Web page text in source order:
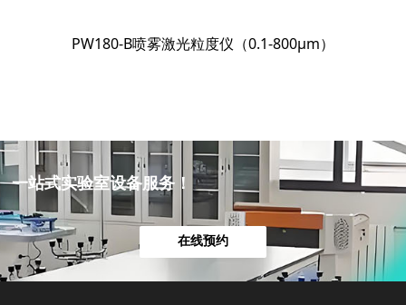
PW180-B喷雾激光粒度仪（0.1-800μm）
一站式实验室设备服务！
在线预约